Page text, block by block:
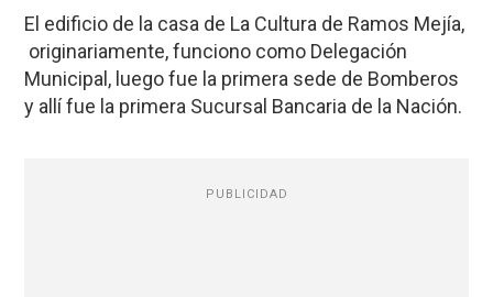
El edificio de la casa de La Cultura de Ramos Mejía,
originariamente, funciono como Delegación
Municipal, luego fue la primera sede de Bomberos
y allí fue la primera Sucursal Bancaria de la Nación.
PUBLICIDAD